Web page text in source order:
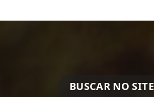
BUSCAR NO SITE